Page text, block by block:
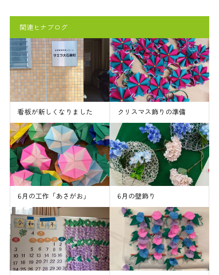
関連ヒナブログ
看板が新しくなりました クリスマス飾りの準備
6月の工作「あさがお」 6月の壁飾り